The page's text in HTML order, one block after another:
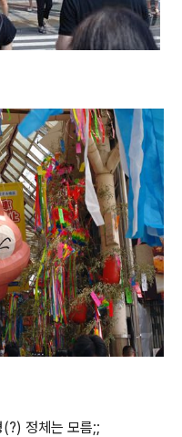
정체는 모름;;